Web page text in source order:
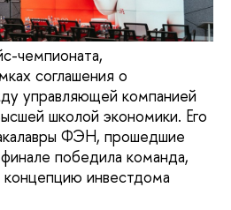
чемпионата,
соглашения о
управляющей компанией
школой экономики. Его
ФЭН, прошедшие
победила команда,
концепцию инвестдома